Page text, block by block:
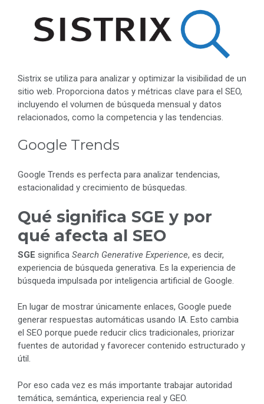
Sistrix se utiliza para analizar y optimizar la visibilidad de un
sitio web. Proporciona datos y métricas clave para el SEO,
incluyendo el volumen de búsqueda mensual y datos
relacionados, como la competencia y las tendencias.
Google Trends
Google Trends es perfecta para analizar tendencias,
estacionalidad y crecimiento de búsquedas.
Qué significa SGE y por
qué afecta al SEO
SGE significa Search Generative Experience, es decir,
experiencia de búsqueda generativa. Es la experiencia de
búsqueda impulsada por inteligencia artificial de Google.
En lugar de mostrar únicamente enlaces, Google puede
generar respuestas automáticas usando IA. Esto cambia
el SEO porque puede reducir clics tradicionales, priorizar
fuentes de autoridad y favorecer contenido estructurado y
útil.
Por eso cada vez es más importante trabajar autoridad
temática, semántica, experiencia real y GEO.